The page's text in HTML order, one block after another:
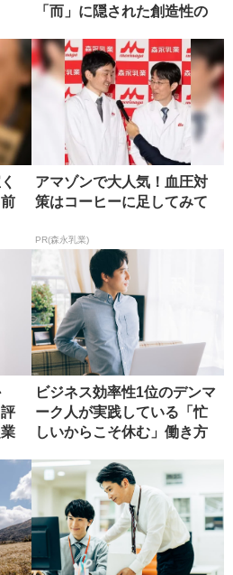
「而」に隠された創造性の
アマゾンで大人気！血圧対
策はコーヒーに足してみて
PR(森永乳業)
ビジネス効率性1位のデンマ
ーク人が実践している「忙
しいからこそ休む」働き方